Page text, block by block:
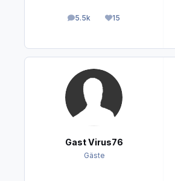
5.5k
Beiträge 15
Reputation
Gast Virus76
Gäste